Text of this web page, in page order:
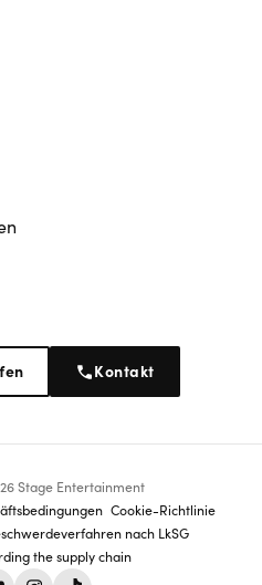
Kontakt
Stage Entertainment
Cookie-Richtlinie
nach LkSG
the supply chain